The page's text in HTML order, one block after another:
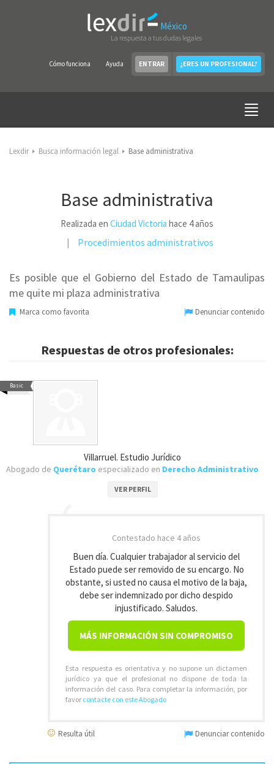
México
La respuesta a tus dudas legales
Cómo funciona Ayuda ENTRAR ¿ERES UN PROFESIONAL?
Lexdir Busca información legal Base administrativa
Base administrativa
Realizada en Ciudad Victoria hace 4 años
Procedimientos administrativos
Es posible que el Gobierno del Estado de Tamaulipas
me quite mi plaza administrativa
Marca como favorita Denunciar contenido
Respuestas de otros profesionales:
Basic
Villarruel. Estudio Jurídico
Abogado de Querétaro especializado en Derecho Administrativo
VER PERFIL
Contestado hace 4 años
Buen día. Cualquier trabajador al servicio del
Estado puede ser removido de su encargo. No
obstante, si usted no causa el motivo de la baja,
debe ser indemnizado por dicho despido
injustificado. Saludos.
MÁS INFORMACIÓN SIN COMPROMISO
Esta respuesta es orientativa y no supone un dictamen
jurídico ya que el profesional no dispone de toda la
información del caso. Para completar la información, por
favor contacte con este Abogado
Resulta útil Denunciar contenido